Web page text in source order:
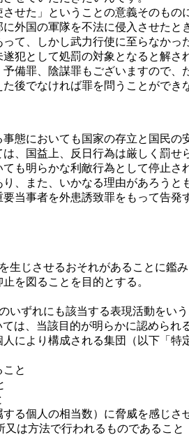
せた」ということの意義そのも
外国の軍隊を不法に侵入させたと
て、しかし武力行使に至らなか
犯として処罰の対象となると解さ
備罪、陰謀罪もございますので
後でなければ罪を問うことがで
態においても国家の存立と国民
、国益上、反日行為は厳しく罰せ
明らかな利敵行為として停止さ
また、いかなる理由があろうと
事者を外患誘致罪をもって告発
じさせるおそれがあることに鑑
を図ることを目的とする。
ずれにも該当する表現活動をいう
、当該目的が明らかに認められ
より構成される集団（以下「特
と
個人の相当数）に脅威を感じさ
は方法で行われるものであること